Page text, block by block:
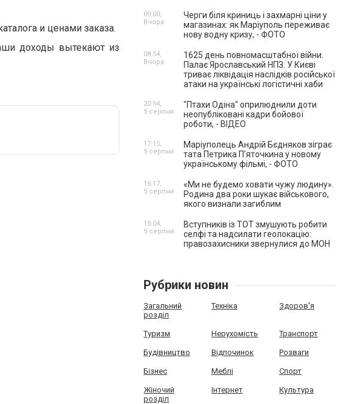
и ценами заказа.
доходы вытекают из
Черги біля криниць і захмарні ціни у
магазинах: як Маріуполь переживає
нову водну кризу, - ФОТО
09:00,
Вчора
1625 день повномасштабної війни.
Палає Ярославський НПЗ. У Києві
триває ліквідація наслідків російської
атаки на українські логістичні хаби
08:54,
Вчора
"Птахи Одіна" оприлюднили доти
неопубліковані кадри бойової
роботи, - ВІДЕО
20:54,
5 серпня
Маріуполець Андрій Бєдняков зіграє
тата Петрика П’яточкина у новому
українському фільмі, - ФОТО
17:15,
5 серпня
«Ми не будемо ховати чужу людину».
Родина два роки шукає військового,
якого визнали загиблим
16:17,
5 серпня
Вступників із ТОТ змушують робити
селфі та надсилати геолокацію:
правозахисники звернулися до МОН
15:04,
5 серпня
Рубрики новин
Загальний
розділ
Техніка Здоров'я
Туризм Нерухомість Транспорт
Будівництво Відпочинок Розваги
Бізнес Меблі Спорт
Жіночий
розділ
Інтернет Культура